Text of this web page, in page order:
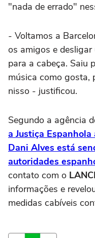
"nada de errado"
- Voltamos a
os amigos e
para a cabeça. Saiu
música como gosta,
nisso - justificou.
Segundo a agência
a Justiça
Dani Alves está
autoridades
contato com o
informações e
medidas cabíveis